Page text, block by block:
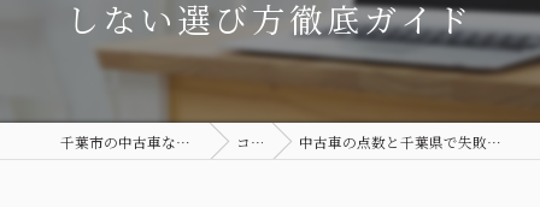
しない選び方徹底ガイド
千葉市の中古車ならGarage CIMA コラム 中古車の点数と千葉県で失敗しない選び方徹底ガイド